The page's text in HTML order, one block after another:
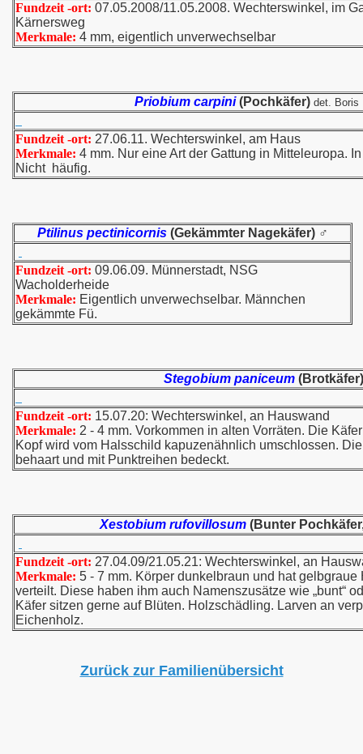
Fundzeit -ort: 07.05.2008/11.05.2008. Wechterswinkel, im
Kärnersweg
Merkmale: 4 mm, eigentlich unverwechselbar
Priobium carpini(Pochkäfer) det. Boris
Fundzeit -ort: 27.06.11. Wechterswinkel, am Haus
Merkmale: 4 mm. Nur eine Art der Gattung in Mitteleuropa.
Nicht häufig.
Ptilinus pectinicornis (Gekämmter Nagekäfer) ♂
Fundzeit -ort: 09.06.09. Münnerstadt, NSG
Wacholderheide
Merkmale: Eigentlich unverwechselbar. Männchen
gekämmte Fü.
Stegobium paniceum(Brotkäfer)
Fundzeit -ort: 15.07.20: Wechterswinkel, an Hauswand
Merkmale: 2 - 4 mm. Vorkommen in alten Vorräten. Die
Kopf wird vom Halsschild kapuzenähnlich umschlossen.
behaart und mit Punktreihen bedeckt.
Xestobium rufovillosum(Bunter
Fundzeit -ort: 27.04.09/21.05.21: Wechterswinkel, an
Merkmale: 5 - 7 mm. Körper dunkelbraun und hat gelbgraue
verteilt. Diese haben ihm auch Namenszusätze wie „bunt“
Käfer sitzen gerne auf Blüten. Holzschädling. Larven an
Eichenholz.
Zurück zur Familienübersicht